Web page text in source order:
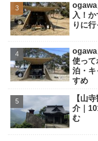
ogawa
入！
りに
ogawa
使って
泊・キ
すめ
【山
介｜
む